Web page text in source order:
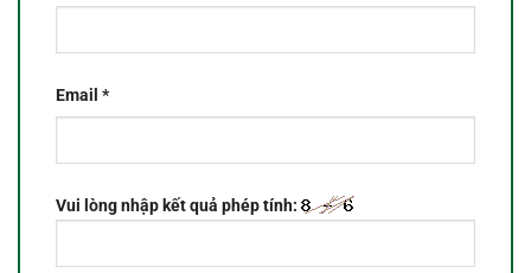
Email *
Vui lòng nhập kết quả phép tính: